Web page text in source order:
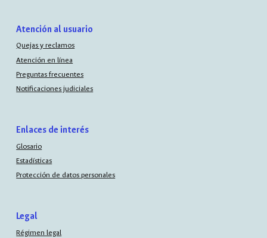
Atención al usuario
Quejas y reclamos
Atención en línea
Preguntas frecuentes
Notificaciones judiciales
Enlaces de interés
Glosario
Estadísticas
Protección de datos personales
Legal
Régimen legal